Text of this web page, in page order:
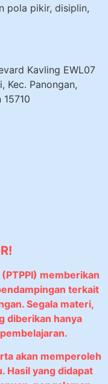
pola pikir, disiplin,
Kavling EWL07
Kec. Panongan,
memberikan
terkait
Segala materi,
diberikan hanya
akan memperoleh
Hasil yang didapat